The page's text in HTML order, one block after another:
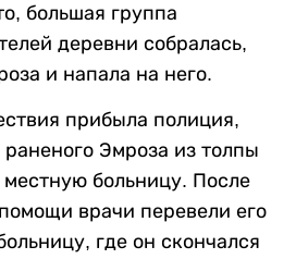
большая группа
деревни собралась,
и напала на него.
прибыла полиция,
Эмроза из толпы
местную больницу. После
врачи перевели его
где он скончался